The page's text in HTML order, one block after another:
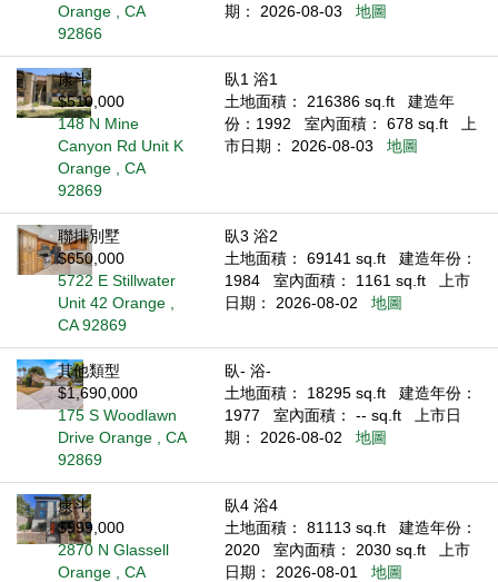
Orange , CA
92866
期： 2026-08-03
地圖
康斗
$510,000
148 N Mine
Canyon Rd Unit K
Orange , CA
92869
臥1 浴1
土地面積： 216386 sq.ft
建造年
份：1992
室內面積： 678 sq.ft
上
市日期： 2026-08-03
地圖
聯排別墅
$650,000
5722 E Stillwater
Unit 42 Orange ,
CA 92869
臥3 浴2
土地面積： 69141 sq.ft
建造年份：
1984
室內面積： 1161 sq.ft
上市
日期： 2026-08-02
地圖
其他類型
$1,690,000
175 S Woodlawn
Drive Orange , CA
92869
臥- 浴-
土地面積： 18295 sq.ft
建造年份：
1977
室內面積： -- sq.ft
上市日
期： 2026-08-02
地圖
康斗
$999,000
2870 N Glassell
Orange , CA
臥4 浴4
土地面積： 81113 sq.ft
建造年份：
2020
室內面積： 2030 sq.ft
上市
日期： 2026-08-01
地圖